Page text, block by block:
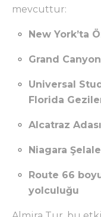
mevcuttur:
New York’ta
Grand
Universal
Florida
Alcatraz
Niagara
Route 66
yolculuğu